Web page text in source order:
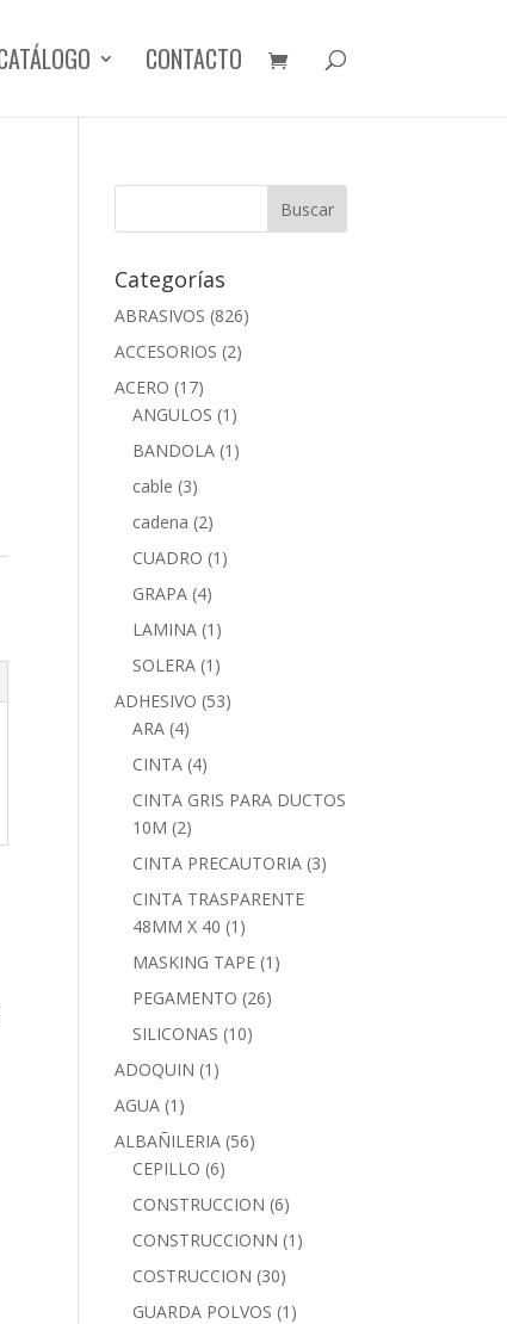
CONTACTO
Categorías
ABRASIVOS (826)
ACCESORIOS (2)
ACERO (17)
ANGULOS (1)
BANDOLA (1)
cable (3)
cadena (2)
CUADRO (1)
GRAPA (4)
LAMINA (1)
SOLERA (1)
ADHESIVO (53)
ARA (4)
CINTA (4)
CINTA GRIS PARA DUCTOS
10M (2)
CINTA PRECAUTORIA (3)
CINTA TRASPARENTE
48MM X 40 (1)
MASKING TAPE (1)
PEGAMENTO (26)
SILICONAS (10)
ADOQUIN (1)
AGUA (1)
ALBAÑILERIA (56)
CEPILLO (6)
CONSTRUCCION (6)
CONSTRUCCIONN (1)
COSTRUCCION (30)
GUARDA POLVOS (1)